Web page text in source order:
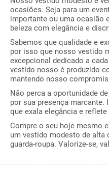
ocasiões. Seja para um
importante ou uma ocasião
beleza com elegância e
Sabemos que qualidade e
por isso que nosso vestido
excepcional dedicado a
vestido nosso é produzido
mantendo nosso
Não perca a oportunidade
por sua presença
que exala elegância e
Compre o seu hoje mesmo
um vestido modesto de alta
guarda-roupa. Valorize-se,